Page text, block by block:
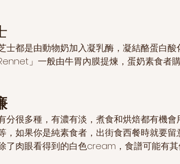
士都是由動物奶加入凝乳酶，凝結酪蛋白
」一般由牛胃內膜提煉，蛋奶素食者
分很多種，有濃有淡，煮食和烘焙都有機
，如果你是純素食者，出街食西餐時就要
了肉眼看得到的白色cream，食譜可能有其